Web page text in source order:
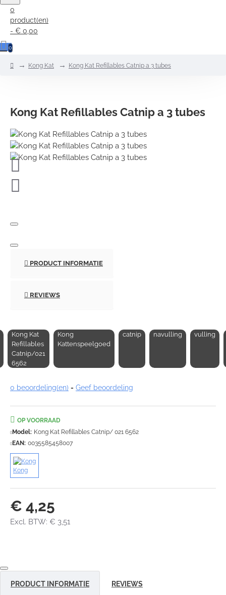
0
product(en)
- € 0,00
0
homeKong Kat Kong Kat Refillables Catnip a 3 tubes
Kong Kat Refillables Catnip a 3 tubes
PRODUCT INFORMATIE
REVIEWS
Kong Kat
Refillables
Catnip/021
6562
Kong
Kattenspeelgoed
catnip navulling vulling
0 beoordeling(en) - Geef beoordeling
€ 4,25
Excl. BTW: € 3,51
OP VOORRAAD
Model: Kong Kat Refillables Catnip/ 021 6562
EAN: 0035585458007
Kong
PRODUCT INFORMATIE REVIEWS